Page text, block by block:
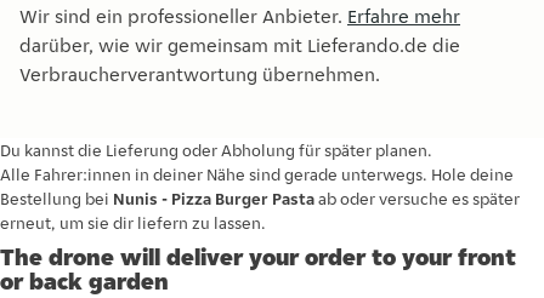
Wir sind ein professioneller Anbieter. Erfahre mehr
darüber, wie wir gemeinsam mit Lieferando.de die
Verbraucherverantwortung übernehmen.
Du kannst die Lieferung oder Abholung für später planen.
Alle Fahrer:innen in deiner Nähe sind gerade unterwegs. Hole deine
Bestellung bei Nunis - Pizza Burger Pastaab oder versuche es später
erneut, um sie dir liefern zu lassen.
The drone will deliver your order to your front
or back garden